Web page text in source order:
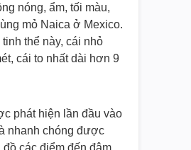
nóng, ẩm, tối màu,
mỏ Naica ở Mexico.
thể này, cái nhỏ
cái to nhất dài hơn 9
phát hiện lần đầu vào
nhanh chóng được
các điểm đến đậm